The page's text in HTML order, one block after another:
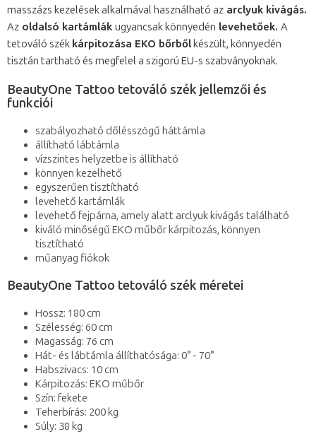
masszázs kezelések alkalmával használható az arclyuk kivágás.
Az oldalsó kartámlák ugyancsak könnyedén levehetőek. A
tetováló szék kárpitozása EKO bőrből készült, könnyedén
tisztán tartható és megfelel a szigorú EU-s szabványoknak.
BeautyOne Tattoo tetováló szék jellemzői és
funkciói
szabályozható dőlésszögű háttámla
állítható lábtámla
vízszintes helyzetbe is állítható
könnyen kezelhető
egyszerűen tisztítható
levehető kartámlák
levehető fejpárna, amely alatt arclyuk kivágás található
kiváló minőségű EKO műbőr kárpitozás, könnyen
tisztítható
műanyag fiókok
BeautyOne Tattoo tetováló szék méretei
Hossz: 180 cm
Szélesség: 60 cm
Magasság: 76 cm
Hát- és lábtámla állíthatósága: 0° - 70°
Habszivacs: 10 cm
Kárpitozás: EKO műbőr
Szín: fekete
Teherbírás: 200 kg
Súly: 38 kg